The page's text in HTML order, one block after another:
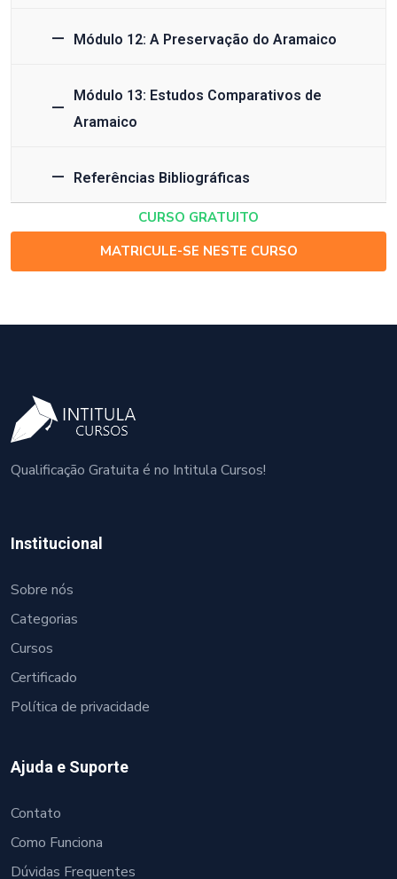
Módulo 12: A Preservação do Aramaico
Módulo 13: Estudos Comparativos de
Aramaico
Referências Bibliográficas
CURSO GRATUITO
MATRICULE-SE NESTE CURSO
Qualificação Gratuita é no Intitula Cursos!
Institucional
Sobre nós
Categorias
Cursos
Certificado
Política de privacidade
Ajuda e Suporte
Contato
Como Funciona
Dúvidas Frequentes